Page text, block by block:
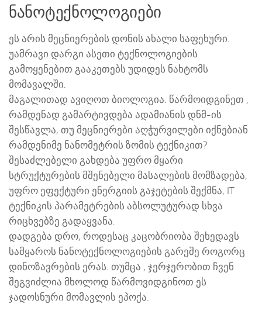
ნანოტექნოლოგიები
ეს არის მეცნიერების დონის ახალი საფეხური.
უამრავი დარგი ასეთი ტექნოლოგიების
გამოყენებით გააკეთებს უდიდეს ნახტომს
მომავალში.
მაგალითად ავიღოთ ბიოლოგია. წარმოიდგინეთ ,
რამდენად გამარტივდება ადამიანის დნმ-ის
შესწავლა, თუ მეცნიერები აღჭურვილები იქნებიან
რამდენიმე ნანომეტრის ზომის ტექნიკით?
შესაძლებელი გახდება უფრო მყარი
სტრუქტურების მშენებელი მასალების მომზადება,
უფრო ეფექტური ენერგიის გაჯეტების შექმნა, IT
ტექნიკის პარამეტრების აბსოლუტურად სხვა
რიცხვებზე გადაყვანა.
დადგება დრო, როდესაც კაცობრიობა შეხედავს
სამყაროს ნანოტექნოლოგიების გარეშე როგორც
დინოზავრების ერას. თუმცა , ჯერჯერობით ჩვენ
შეგვიძლია მხოლოდ წარმოვიდგინოთ ეს
ჯადოსნური მომავლის ეპოქა.